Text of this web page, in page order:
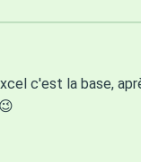
c'est la base,